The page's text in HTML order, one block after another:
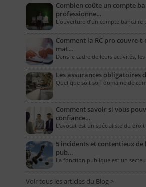
Combien coûte un compte
professionne…
L’ouverture d’un compte
Comment la RC pro couvre-
mat…
Dans le cadre de leurs activités,
Les assurances obligatoires
Quel que soit son domaine de
Comment savoir si vous
confiance…
L'avocat est un spécialiste du
5 incidents et contentieux
pub…
La fonction publique est un
Voir tous les articles du Blog >